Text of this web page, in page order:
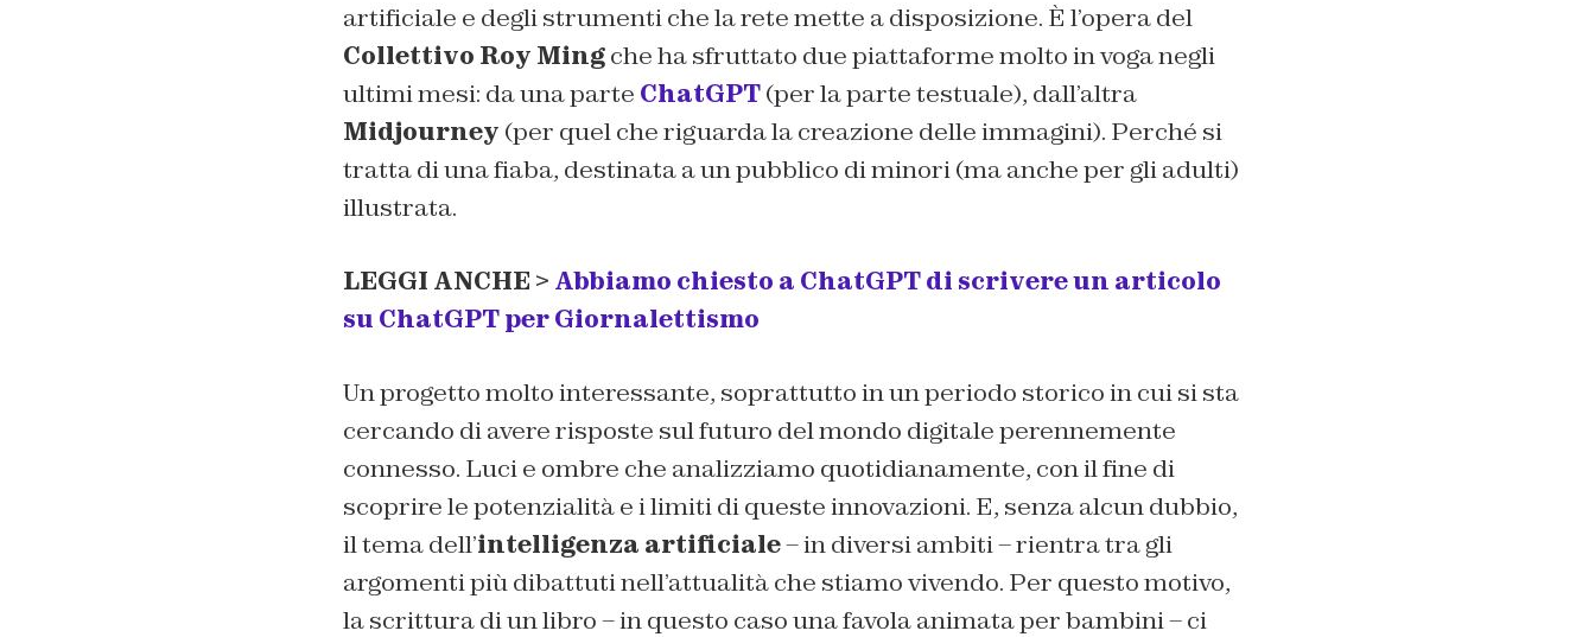
artificiale e degli strumenti che la rete mette a disposizione. È l’opera del
Collettivo Roy Mingche ha sfruttato due piattaforme molto in voga negli
ultimi mesi: da una parte ChatGPT(per la parte testuale), dall’altra
Midjourney (per quel che riguarda la creazione delle immagini). Perché si
tratta di una fiaba, destinata a un pubblico di minori (ma anche per gli adulti)
illustrata.
LEGGI ANCHE > Abbiamo chiesto a ChatGPT di scrivere un articolo
su ChatGPT per Giornalettismo
Un progetto molto interessante, soprattutto in un periodo storico in cui si sta
cercando di avere risposte sul futuro del mondo digitale perennemente
connesso. Luci e ombre che analizziamo quotidianamente, con il fine di
scoprire le potenzialità e i limiti di queste innovazioni. E, senza alcun dubbio,
il tema dell’intelligenza artificiale– in diversi ambiti – rientra tra gli
argomenti più dibattuti nell’attualità che stiamo vivendo. Per questo motivo,
la scrittura di un libro – in questo caso una favola animata per bambini – ci